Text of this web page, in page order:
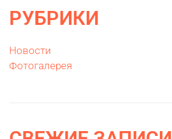
РУБРИКИ
Новости
Фотогалерея